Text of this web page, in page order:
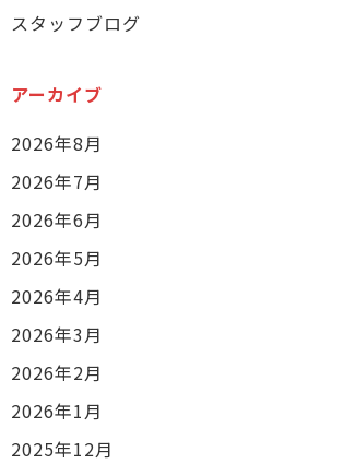
スタッフブログ
アーカイブ
2026年8月
2026年7月
2026年6月
2026年5月
2026年4月
2026年3月
2026年2月
2026年1月
2025年12月